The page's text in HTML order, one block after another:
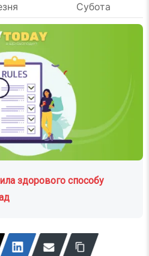
Субота
здорового способу